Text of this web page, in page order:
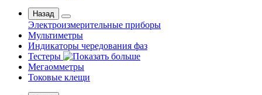
Назад
Электроизмерительные приборы
Мультиметры
Индикаторы чередования фаз
Тестеры
Мегаомметры
Токовые клещи